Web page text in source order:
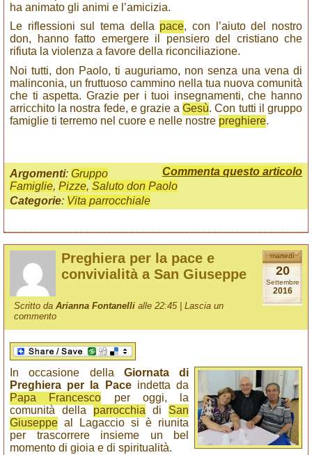
ha animato gli animi e l’amicizia.
Le riflessioni sul tema della pace, con l’aiuto del nostro
don, hanno fatto emergere il pensiero del cristiano che
rifiuta la violenza a favore della riconciliazione.
Noi tutti, don Paolo, ti auguriamo, non senza una vena di
malinconia, un fruttuoso cammino nella tua nuova comunità
che ti aspetta. Grazie per i tuoi insegnamenti, che hanno
arricchito la nostra fede, e grazie aGesù. Con tutti il gruppo
famiglie ti terremo nel cuore e nelle nostre preghiere.
Commenta questo articolo
Argomenti: Gruppo
Famiglie, Pizze, Saluto don Paolo
Categorie: Vita parrocchiale
martedì
20
Settembre
2016
Preghiera per la pace e
convivialità a San Giuseppe
Scritto daArianna Fontanelli alle 22:45 |Lascia un
commento
In occasione della Giornata di
Preghiera per la Paceindetta da
Papa Francesco per oggi, la
comunità della parrocchia di San
Giuseppe al Lagaccio si è riunita
per trascorrere insieme un bel
momento di gioia e di spiritualità.